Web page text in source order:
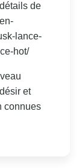
de
lance-
hot/
et
connues